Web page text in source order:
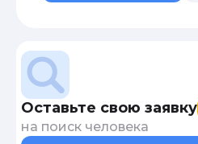
Оставьте свою заявку
на поиск человека